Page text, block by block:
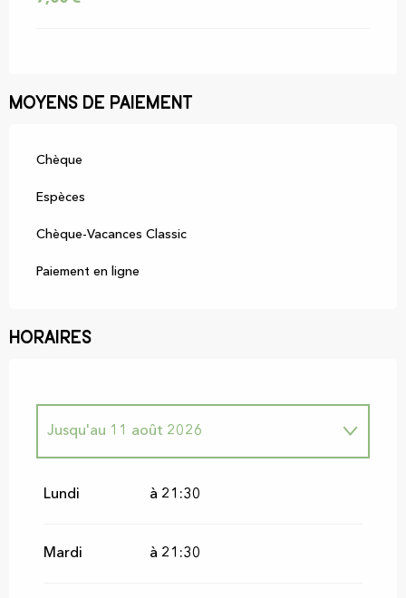
Moyens de paiement
Chèque
Espèces
Chèque-Vacances Classic
Paiement en ligne
Horaires
Jusqu'au 11 août 2026
Lundi à 21:30
Mardi à 21:30